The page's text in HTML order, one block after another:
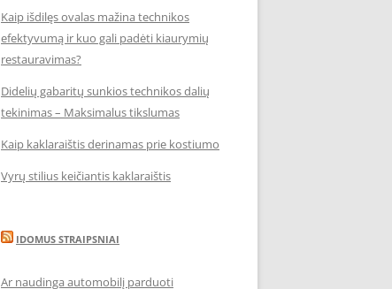
Kaip išdilęs ovalas mažina technikos
efektyvumą ir kuo gali padėti kiaurymių
restauravimas?
Didelių gabaritų sunkios technikos dalių
tekinimas – Maksimalus tikslumas
Kaip kaklaraištis derinamas prie kostiumo
Vyrų stilius keičiantis kaklaraištis
IDOMUS STRAIPSNIAI
Ar naudinga automobilį parduoti